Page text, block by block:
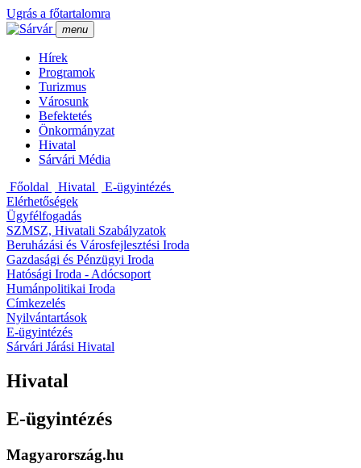
Ugrás a főtartalomra
menu
Hí­rek
Programok
Turizmus
Városunk
Befektetés
Önkormányzat
Hivatal
Sárvári Média
Főoldal
Hivatal
E-ügyintézés
Elérhetőségek
Ügyfélfogadás
SZMSZ, Hivatali Szabályzatok
Beruházási és Városfejlesztési Iroda
Gazdasági és Pénzügyi Iroda
Hatósági Iroda - Adócsoport
Humánpolitikai Iroda
Cí­mkezelés
Nyilvántartások
E-ügyintézés
Sárvári Járási Hivatal
Hivatal
E-ügyintézés
Magyarország.hu